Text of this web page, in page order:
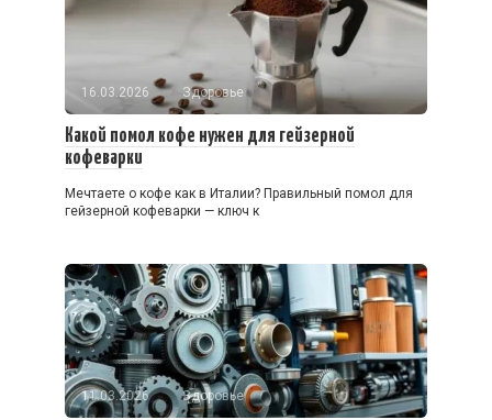
16.03.2026 Здоровье
Какой помол кофе нужен для гейзерной
кофеварки
Мечтаете о кофе как в Италии? Правильный помол для
гейзерной кофеварки — ключ к
11.03.2026 Здоровье